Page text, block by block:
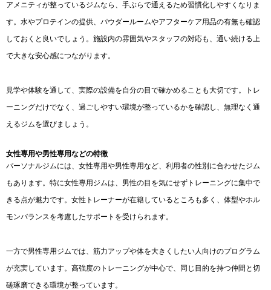
アメニティが整っているジムなら、手ぶらで通えるため習慣化しやすくなりま
す。水やプロテインの提供、パウダールームやアフターケア用品の有無も確認
しておくと良いでしょう。施設内の雰囲気やスタッフの対応も、通い続ける上
で大きな安心感につながります。
見学や体験を通して、実際の設備を自分の目で確かめることも大切です。トレ
ーニングだけでなく、過ごしやすい環境が整っているかを確認し、無理なく通
えるジムを選びましょう。
女性専用や男性専用などの特徴
パーソナルジムには、女性専用や男性専用など、利用者の性別に合わせたジム
もあります。特に女性専用ジムは、男性の目を気にせずトレーニングに集中で
きる点が魅力です。女性トレーナーが在籍しているところも多く、体型やホル
モンバランスを考慮したサポートを受けられます。
一方で男性専用ジムでは、筋力アップや体を大きくしたい人向けのプログラム
が充実しています。高強度のトレーニングが中心で、同じ目的を持つ仲間と切
磋琢磨できる環境が整っています。